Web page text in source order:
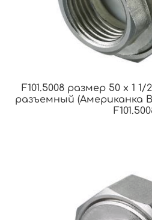
F101.5008 размер 50 x 1
разъемный (Американка